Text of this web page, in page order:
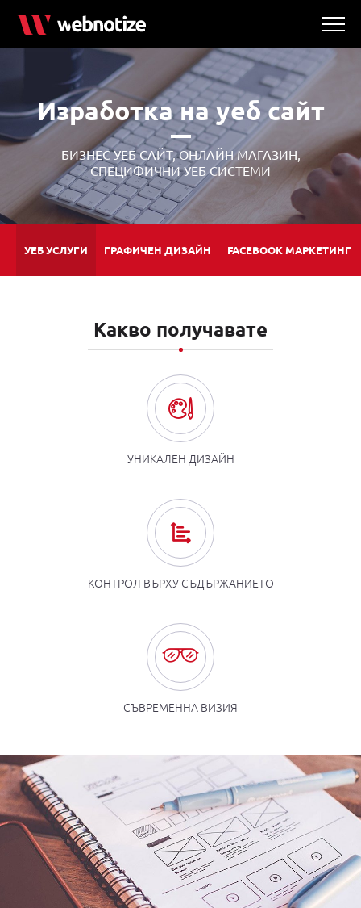
Изработка на уеб сайт
БИЗНЕС УЕБ САЙТ, ОНЛАЙН МАГАЗИН,
СПЕЦИФИЧНИ УЕБ СИСТЕМИ
УЕБ УСЛУГИ ГРАФИЧЕН ДИЗАЙН FACEBOOK МАРКЕТИНГ
Какво получавате
УНИКАЛЕН ДИЗАЙН
КОНТРОЛ ВЪРХУ СЪДЪРЖАНИЕТО
СЪВРЕМЕННА ВИЗИЯ